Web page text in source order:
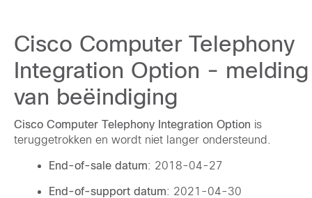
Cisco Computer Telephony
Integration Option - melding
van beëindiging
Cisco Computer Telephony Integration Option is
teruggetrokken en wordt niet langer ondersteund.
End-of-sale datum: 2018-04-27
End-of-support datum: 2021-04-30